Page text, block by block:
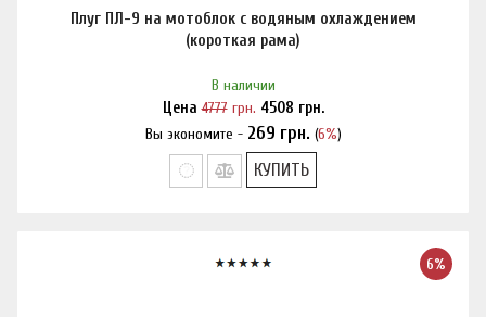
Плуг ПЛ-9 на мотоблок с водяным охлаждением
(короткая рама)
В наличии
Цена4777грн. 4508 грн.
Вы экономите - 269 грн. (6%)
Нашли дешевле?
КУПИТЬ
6%